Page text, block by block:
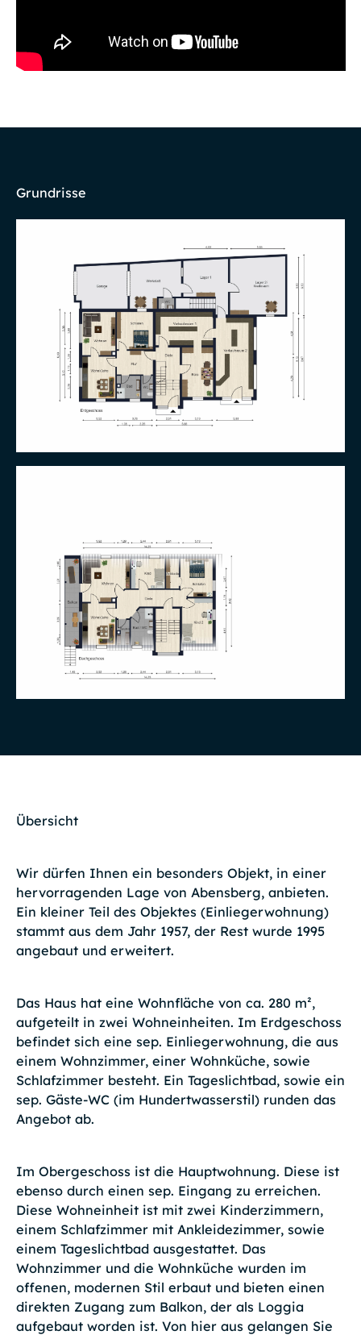
Grundrisse
Übersicht
Wir dürfen Ihnen ein besonders Objekt, in einer
hervorragenden Lage von Abensberg, anbieten.
Ein kleiner Teil des Objektes (Einliegerwohnung)
stammt aus dem Jahr 1957, der Rest wurde 1995
angebaut und erweitert.
Das Haus hat eine Wohnfläche von ca. 280 m²,
aufgeteilt in zwei Wohneinheiten. Im Erdgeschoss
befindet sich eine sep. Einliegerwohnung, die aus
einem Wohnzimmer, einer Wohnküche, sowie
Schlafzimmer besteht. Ein Tageslichtbad, sowie ein
sep. Gäste-WC (im Hundertwasserstil) runden das
Angebot ab.
Im Obergeschoss ist die Hauptwohnung. Diese ist
ebenso durch einen sep. Eingang zu erreichen.
Diese Wohneinheit ist mit zwei Kinderzimmern,
einem Schlafzimmer mit Ankleidezimmer, sowie
einem Tageslichtbad ausgestattet. Das
Wohnzimmer und die Wohnküche wurden im
offenen, modernen Stil erbaut und bieten einen
direkten Zugang zum Balkon, der als Loggia
aufgebaut worden ist. Von hier aus gelangen Sie